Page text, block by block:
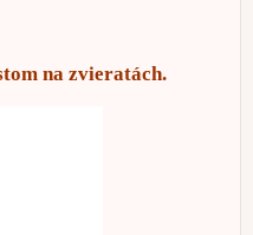
na zvieratách.